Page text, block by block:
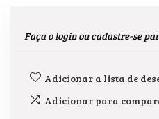
Faça o login ou cadastre-se
Adicionar a lista de
Adicionar para